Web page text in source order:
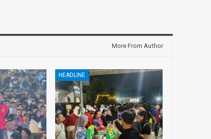
More From Author
HEADLINE